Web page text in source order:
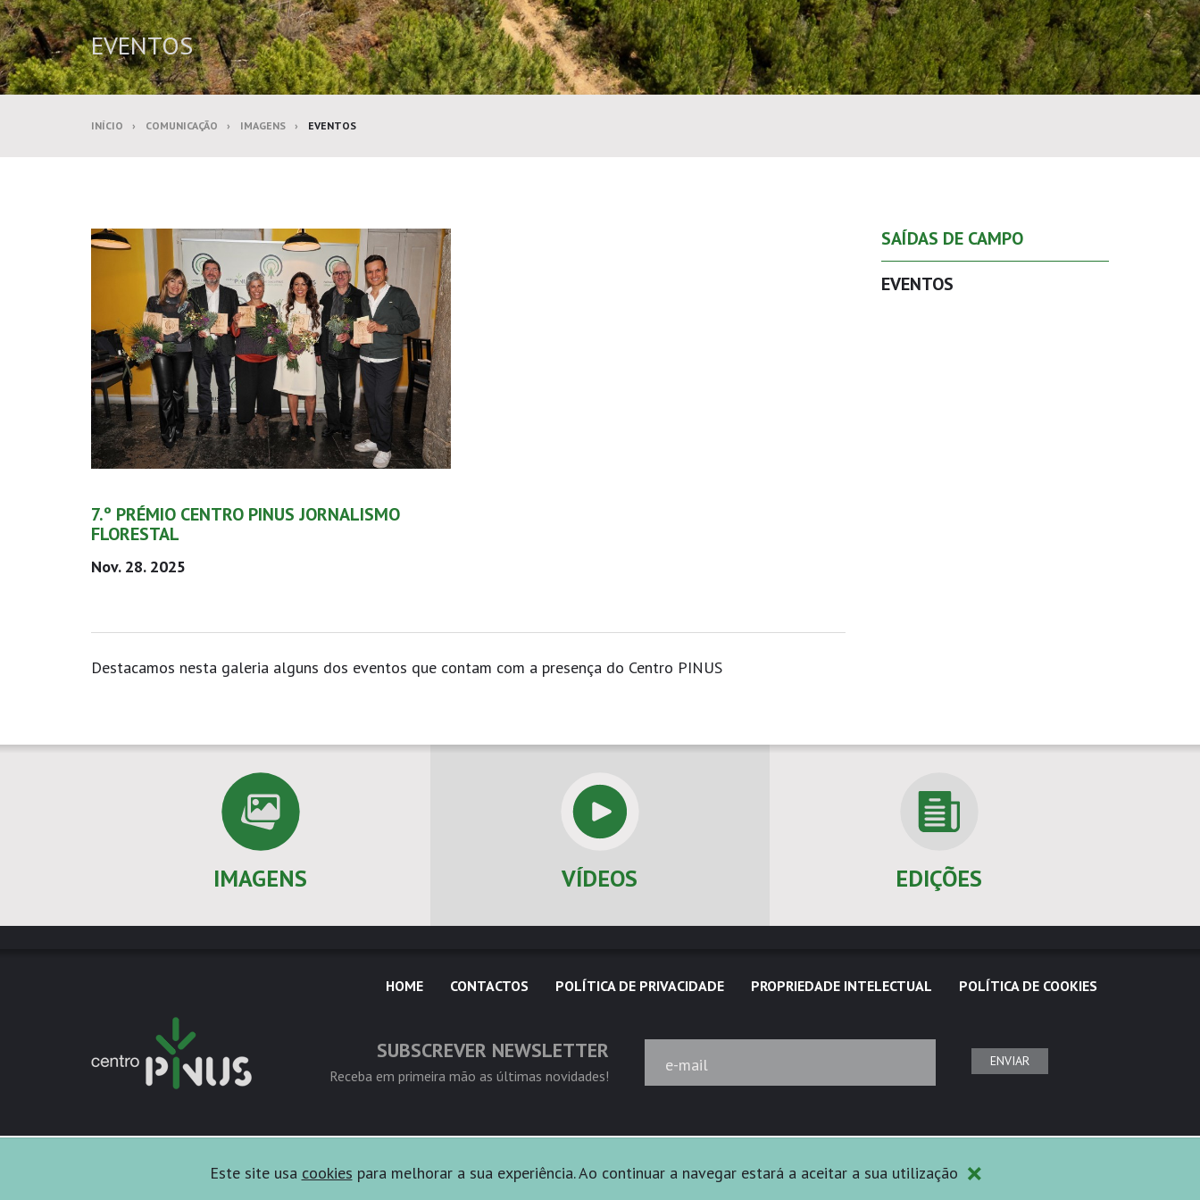
EVENTOS
INÍCIO COMUNICAÇÃO IMAGENS EVENTOS
SAÍDAS DE CAMPO
EVENTOS
7.º PRÉMIO CENTRO PINUS JORNALISMO
FLORESTAL
Nov. 28. 2025
Destacamos nesta galeria alguns dos eventos que contam com a presença do Centro PINUS
IMAGENS VÍDEOS EDIÇÕES
HOME CONTACTOS POLÍTICA DE PRIVACIDADE PROPRIEDADE INTELECTUAL POLÍTICA DE COOKIES
SUBSCREVER NEWSLETTER
Receba em primeira mão as últimas novidades!
e-mail ENVIAR
Copyright © 2026 Centro PINUS - Todos os direitos reservados. Powered byFicta Design
Este site usa cookies para melhorar a sua experiência. Ao continuar a navegar estará a aceitar a sua utilização ×